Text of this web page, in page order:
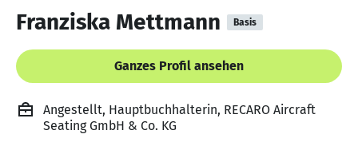
Franziska Mettmann Basis
Ganzes Profil ansehen
Angestellt, Hauptbuchhalterin, RECARO Aircraft
Seating GmbH & Co. KG